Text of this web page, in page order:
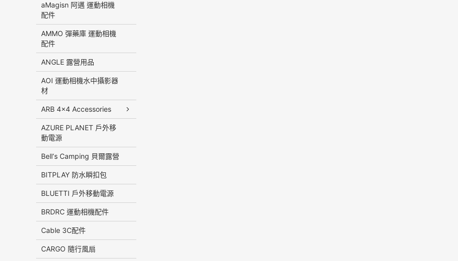
aMagisn 阿邁 運動相機
配件
AMMO 彈藥庫 運動相機
配件
ANGLE 露營用品
AOI 運動相機水中攝影器
材
ARB 4x4 Accessories
AZURE PLANET 戶外移
動電源
Bell‘s Camping 貝爾露營
BITPLAY 防水瞬扣包
BLUETTI 戶外移動電源
BRDRC 運動相機配件
Cable 3C配件
CARGO 隨行風扇